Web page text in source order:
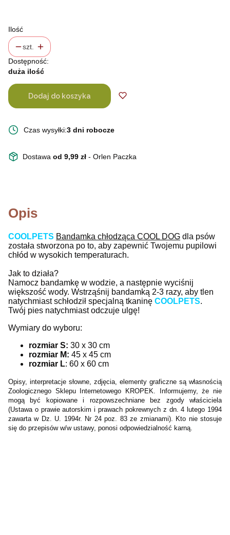
Ilość
szt.
Dostępność:
duża ilość
Dodaj do koszyka
Czas wysyłki:3 dni robocze
Dostawa od 9,99 zł - Orlen Paczka
Opis
COOLPETS Bandamka chłodząca COOL DOG dla psów
została stworzona po to, aby zapewnić Twojemu pupilowi
chłód w wysokich temperaturach.
Jak to działa?
Namocz bandamkę w wodzie, a następnie wyciśnij
większość wody. Wstrząśnij bandamką 2-3 razy, aby tlen
natychmiast schłodził specjalną tkaninę COOLPETS.
Twój pies natychmiast odczuje ulgę!
Wymiary do wyboru:
rozmiar S: 30 x 30 cm
rozmiar M: 45 x 45 cm
rozmiar L: 60 x 60 cm
Opisy, interpretacje słowne, zdjęcia, elementy graficzne są własnością
Zoologicznego Sklepu Internetowego KROPEK. Informujemy, że nie
mogą być kopiowane i rozpowszechniane bez zgody właściciela
(Ustawa o prawie autorskim i prawach pokrewnych z dn. 4 lutego 1994
zawarta w Dz. U. 1994r. Nr 24 poz. 83 ze zmianami). Kto nie stosuje
się do przepisów w/w ustawy, ponosi odpowiedzialność karną.